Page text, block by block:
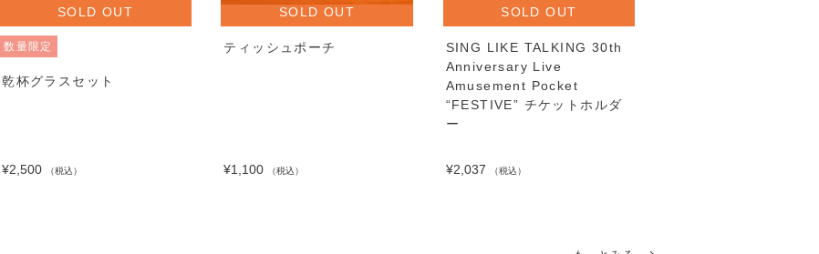
SOLD OUT
数量限定
乾杯グラスセット
¥2,500 （税込）
SOLD OUT
ティッシュポーチ
¥1,100 （税込）
SOLD OUT
SING LIKE TALKING 30th
Anniversary Live
Amusement Pocket
“FESTIVE” チケットホルダ
ー
¥2,037 （税込）